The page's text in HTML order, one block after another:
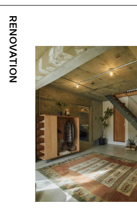
RENOVATION